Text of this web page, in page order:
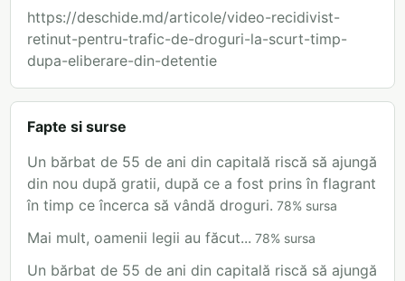
https://deschide.md/articole/video-recidivist-
retinut-pentru-trafic-de-droguri-la-scurt-timp-
dupa-eliberare-din-detentie
Fapte si surse
Un bărbat de 55 de ani din capitală riscă să ajungă
din nou după gratii, după ce a fost prins în flagrant
în timp ce încerca să vândă droguri. 78% sursa
Mai mult, oamenii legii au făcut... 78% sursa
Un bărbat de 55 de ani din capitală riscă să ajungă